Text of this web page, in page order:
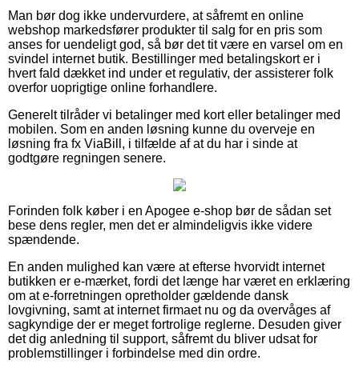
Man bør dog ikke undervurdere, at såfremt en online
webshop markedsfører produkter til salg for en pris som
anses for uendeligt god, så bør det tit være en varsel om en
svindel internet butik. Bestillinger med betalingskort er i
hvert fald dækket ind under et regulativ, der assisterer folk
overfor uoprigtige online forhandlere.
Generelt tilråder vi betalinger med kort eller betalinger med
mobilen. Som en anden løsning kunne du overveje en
løsning fra fx ViaBill, i tilfælde af at du har i sinde at
godtgøre regningen senere.
Forinden folk køber i en Apogee e-shop bør de sådan set
bese dens regler, men det er almindeligvis ikke videre
spændende.
En anden mulighed kan være at efterse hvorvidt internet
butikken er e-mærket, fordi det længe har været en erklæring
om at e-forretningen opretholder gældende dansk
lovgivning, samt at internet firmaet nu og da overvåges af
sagkyndige der er meget fortrolige reglerne. Desuden giver
det dig anledning til support, såfremt du bliver udsat for
problemstillinger i forbindelse med din ordre.